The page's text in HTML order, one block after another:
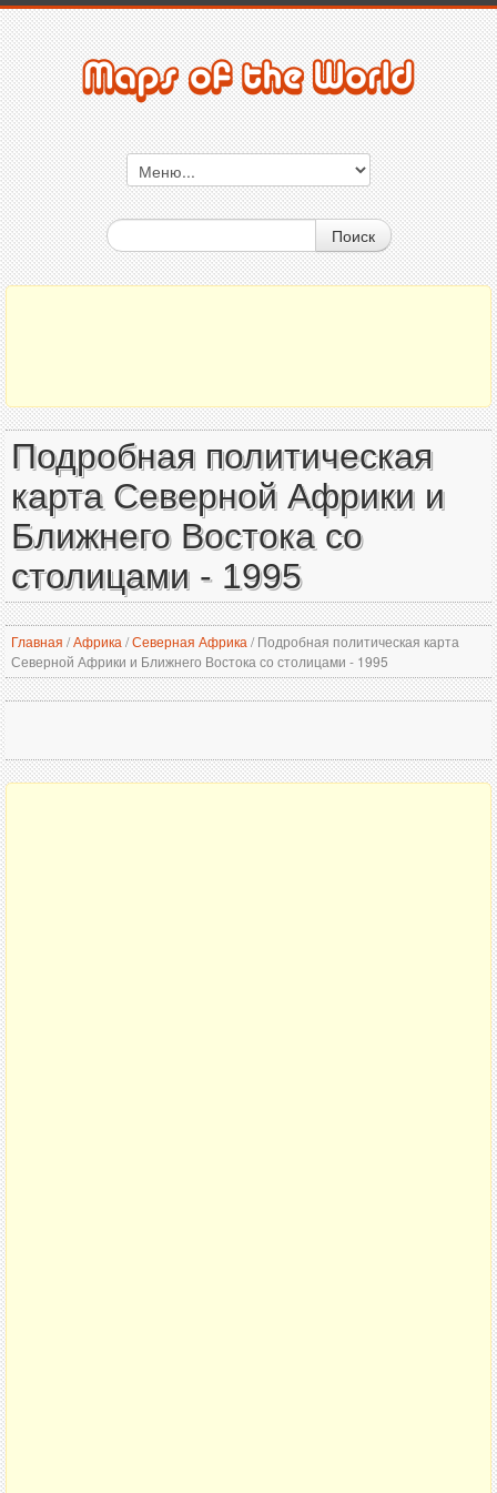
Поиск
Подробная политическая
карта Северной Африки и
Ближнего Востока со
столицами - 1995
Главная /Африка /Северная Африка /Подробная политическая карта
Северной Африки и Ближнего Востока со столицами - 1995